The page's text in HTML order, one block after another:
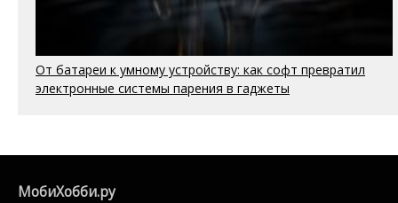
От батареи к умному устройству: как софт превратил
электронные системы парения в гаджеты
МобиХобби.ру